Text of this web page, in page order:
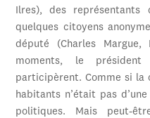
Ilres), des représentants
quelques citoyens
député (Charles
moments, le
participèrent. Comme si la
habitants n’était pas
politiques. Mais peut-